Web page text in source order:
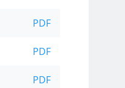
PDF
PDF
PDF